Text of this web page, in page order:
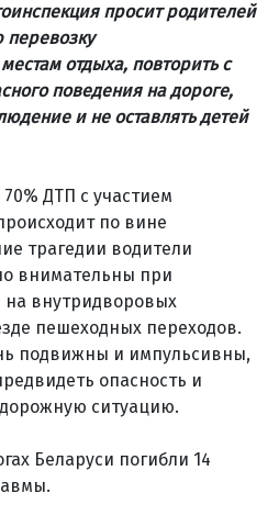
просит родителей
перевозку
отдыха, повторить с
поведения на дороге,
и не оставлять детей
ДТП с участием
по вине
трагедии водители
внимательны при
внутридворовых
пешеходных переходов.
подвижны и импульсивны,
опасность и
ситуацию.
Беларуси погибли 14